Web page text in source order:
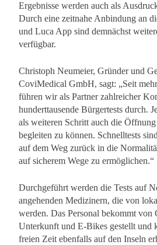
Ergebnisse werden auch als
Durch eine zeitnahe Anbindung an
und Luca App sind demnächst
verfügbar.
Christoph Neumeier, Gründer und
CoviMedical GmbH, sagt: „Seit
führen wir als Partner zahlreicher
hunderttausende Bürgertests durch.
als weiteren Schritt auch die
begleiten zu können. Schnelltests
auf dem Weg zurück in die
auf sicherem Wege zu ermöglichen.“
Durchgeführt werden die Tests auf
angehenden Medizinern, die von
werden. Das Personal bekommt von
Unterkunft und E-Bikes gestellt und
freien Zeit ebenfalls auf den Inseln